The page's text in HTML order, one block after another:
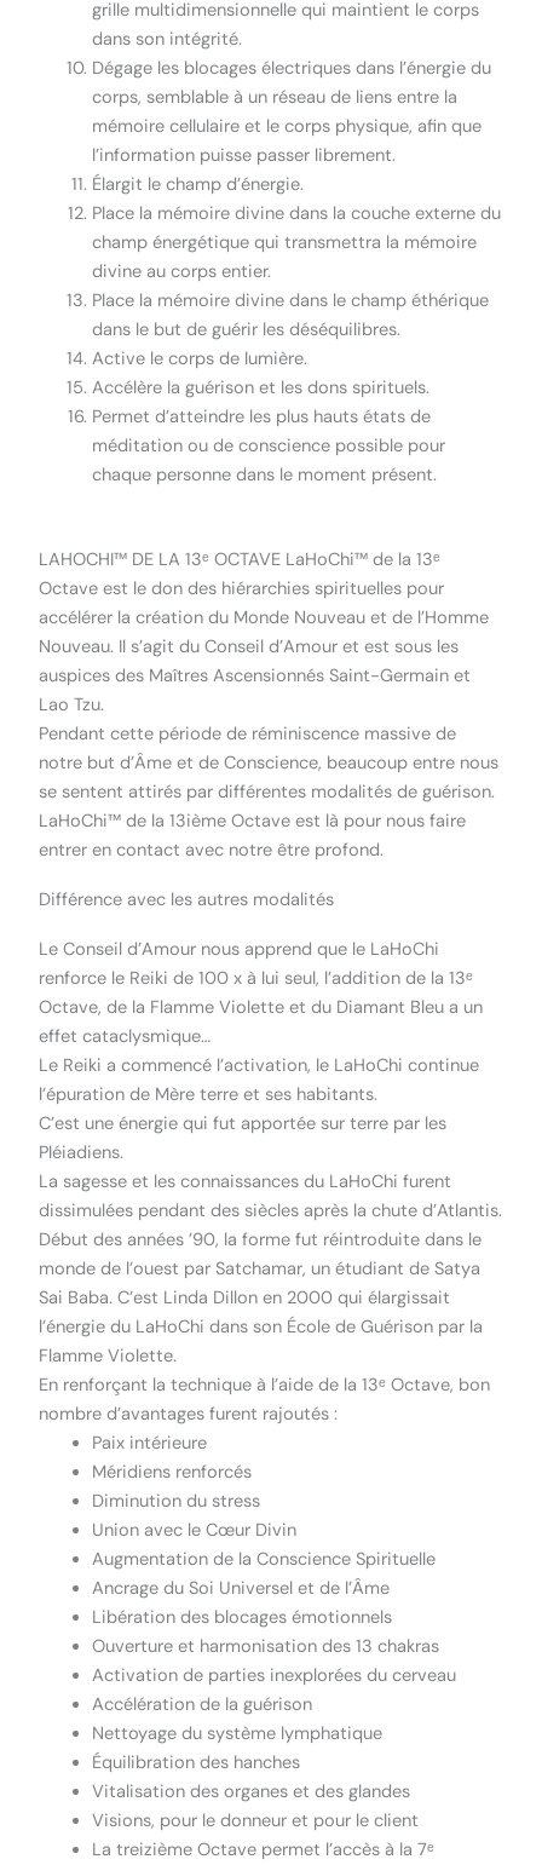
grille multidimensionnelle qui maintient le corps
dans son intégrité.
Dégage les blocages électriques dans l’énergie du
corps, semblable à un réseau de liens entre la
mémoire cellulaire et le corps physique, afin que
l’information puisse passer librement.
Élargit le champ d’énergie.
Place la mémoire divine dans la couche externe du
champ énergétique qui transmettra la mémoire
divine au corps entier.
Place la mémoire divine dans le champ éthérique
dans le but de guérir les déséquilibres.
Active le corps de lumière.
Accélère la guérison et les dons spirituels.
Permet d’atteindre les plus hauts états de
méditation ou de conscience possible pour
chaque personne dans le moment présent.
LAHOCHI™ DE LA 13ᵉ OCTAVE LaHoChi™ de la 13ᵉ
Octave est le don des hiérarchies spirituelles pour
accélérer la création du Monde Nouveau et de l’Homme
Nouveau. Il s’agit du Conseil d’Amour et est sous les
auspices des Maîtres Ascensionnés Saint-Germain et
Lao Tzu.
Pendant cette période de réminiscence massive de
notre but d’Âme et de Conscience, beaucoup entre nous
se sentent attirés par différentes modalités de guérison.
LaHoChi™ de la 13ième Octave est là pour nous faire
entrer en contact avec notre être profond.
Différence avec les autres modalités
Le Conseil d’Amour nous apprend que le LaHoChi
renforce le Reiki de 100 x à lui seul, l’addition de la 13ᵉ
Octave, de la Flamme Violette et du Diamant Bleu a un
effet cataclysmique…
Le Reiki a commencé l’activation, le LaHoChi continue
l’épuration de Mère terre et ses habitants.
C’est une énergie qui fut apportée sur terre par les
Pléiadiens.
La sagesse et les connaissances du LaHoChi furent
dissimulées pendant des siècles après la chute d’Atlantis.
Début des années ’90, la forme fut réintroduite dans le
monde de l’ouest par Satchamar, un étudiant de Satya
Sai Baba. C’est Linda Dillon en 2000 qui élargissait
l’énergie du LaHoChi dans son École de Guérison par la
Flamme Violette.
En renforçant la technique à l’aide de la 13ᵉ Octave, bon
nombre d’avantages furent rajoutés :
Paix intérieure
Méridiens renforcés
Diminution du stress
Union avec le Cœur Divin
Augmentation de la Conscience Spirituelle
Ancrage du Soi Universel et de l’Âme
Libération des blocages émotionnels
Ouverture et harmonisation des 13 chakras
Activation de parties inexplorées du cerveau
Accélération de la guérison
Nettoyage du système lymphatique
Équilibration des hanches
Vitalisation des organes et des glandes
Visions, pour le donneur et pour le client
La treizième Octave permet l’accès à la 7ᵉ